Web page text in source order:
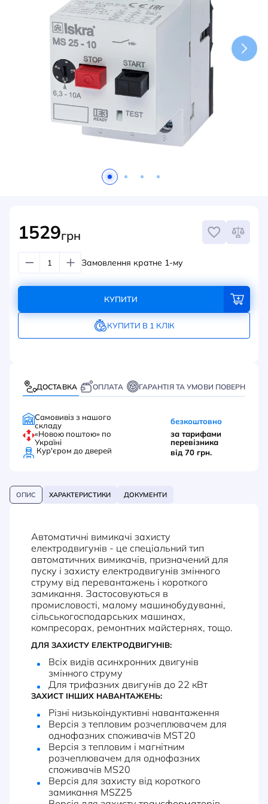
КОНТАКТИ
СИСТЕМИ ШИНОПРОВОДІВ ТА СТРУМОПРОВОДІВ
1529грн
Замовлення кратне 1-му
КУПИТИ
КУПИТИ В 1 КЛІК
ДОСТАВКА ОПЛАТА ГАРАНТІЯ ТА УМОВИ ПОВЕРНЕННЯ
Самовивіз з нашого
складу
безкоштовно
«Новою поштою» по
Україні
за тарифами
перевізника
Кур'єром до дверей від 70 грн.
ОПИС ХАРАКТЕРИСТИКИ ДОКУМЕНТИ
Автоматичні вимикачі захисту
електродвигунів - це спеціальний тип
автоматичних вимикачів, призначений для
пуску і захисту електродвигунів змінного
струму від перевантажень і короткого
замикання. Застосовуються в
промисловості, малому машинобудуванні,
сільськогосподарських машинах,
компресорах, ремонтних майстернях, тощо.
ДЛЯ ЗАХИСТУ ЕЛЕКТРОДВИГУНІВ:
Всіх видів асинхронних двигунів
змінного струму
Для трифазних двигунів до 22 кВт
ЗАХИСТ ІНШИХ НАВАНТАЖЕНЬ:
Різні низькоіндуктивні навантаження
Версія з тепловим розчеплювачем для
однофазних споживачів MST20
Версія з тепловим і магнітним
розчеплювачем для однофазних
споживачів MS20
Версія для захисту від короткого
замикання MSZ25